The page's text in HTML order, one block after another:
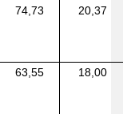
74,73 20,37
63,55 18,00